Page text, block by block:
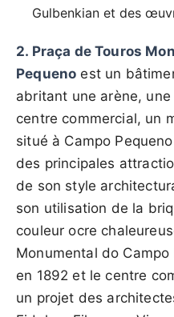
Gulbenkian et des
2. Praça de Touros
Pequeno est un
abritant une arène,
centre commercial, un
situé à Campo
des principales
de son style
son utilisation de la
couleur ocre
Monumental do
en 1892 et le centre
un projet des